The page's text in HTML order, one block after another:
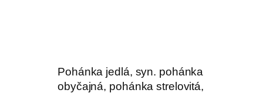
Pohánka jedlá, syn. pohánka
obyčajná, pohánka strelovitá,